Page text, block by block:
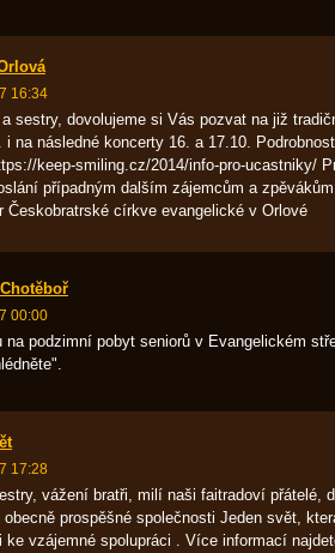
16:34
sestry, dovolujeme si Vás pozvat na již
i na následné koncerty 16. a 17.10.
keep-smiling.cz/2014/info-pro-ucastniky/
případným dalším zájemcům a
Českobratrské církve evangelické v Orlové
00:00
na podzimní pobyt seniorů v Evangelickém
17:28
vážení bratři, milí naši faitradoví přátelé,
prospěšné společnosti Jeden svět,
ke vzájemné spolupráci . Více informací